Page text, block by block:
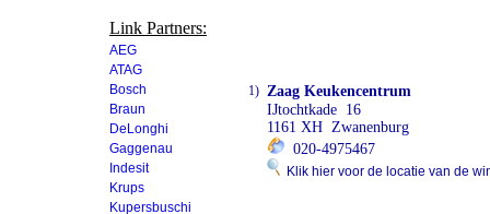
Link Partners:
AEG
ATAG
Bosch
Braun
DeLonghi
Gaggenau
Indesit
Krups
Kupersbuschi
1) Zaag Keukencentrum
IJtochtkade 16
1161 XH Zwanenburg
020-4975467
Klik hier voor de locatie van de